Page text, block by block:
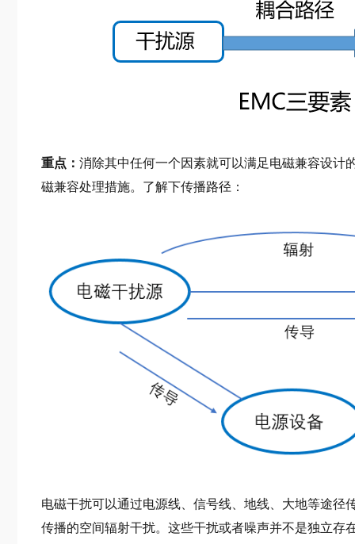
重点：消除其中任何一个因素就可以满足电磁兼容设计
磁兼容处理措施。了解下传播路径：
电磁干扰可以通过电源线、信号线、地线、大地等途径
传播的空间辐射干扰。这些干扰或者噪声并不是独立存